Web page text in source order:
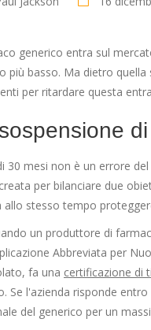
generico entra sul
più basso. Ma dietro
per ritardare questa
30 mesi non è un errore
per bilanciare due
stesso tempo
un produttore di
Abbreviata per
fa una certificazione di
Se l'azienda risponde
del generico per un